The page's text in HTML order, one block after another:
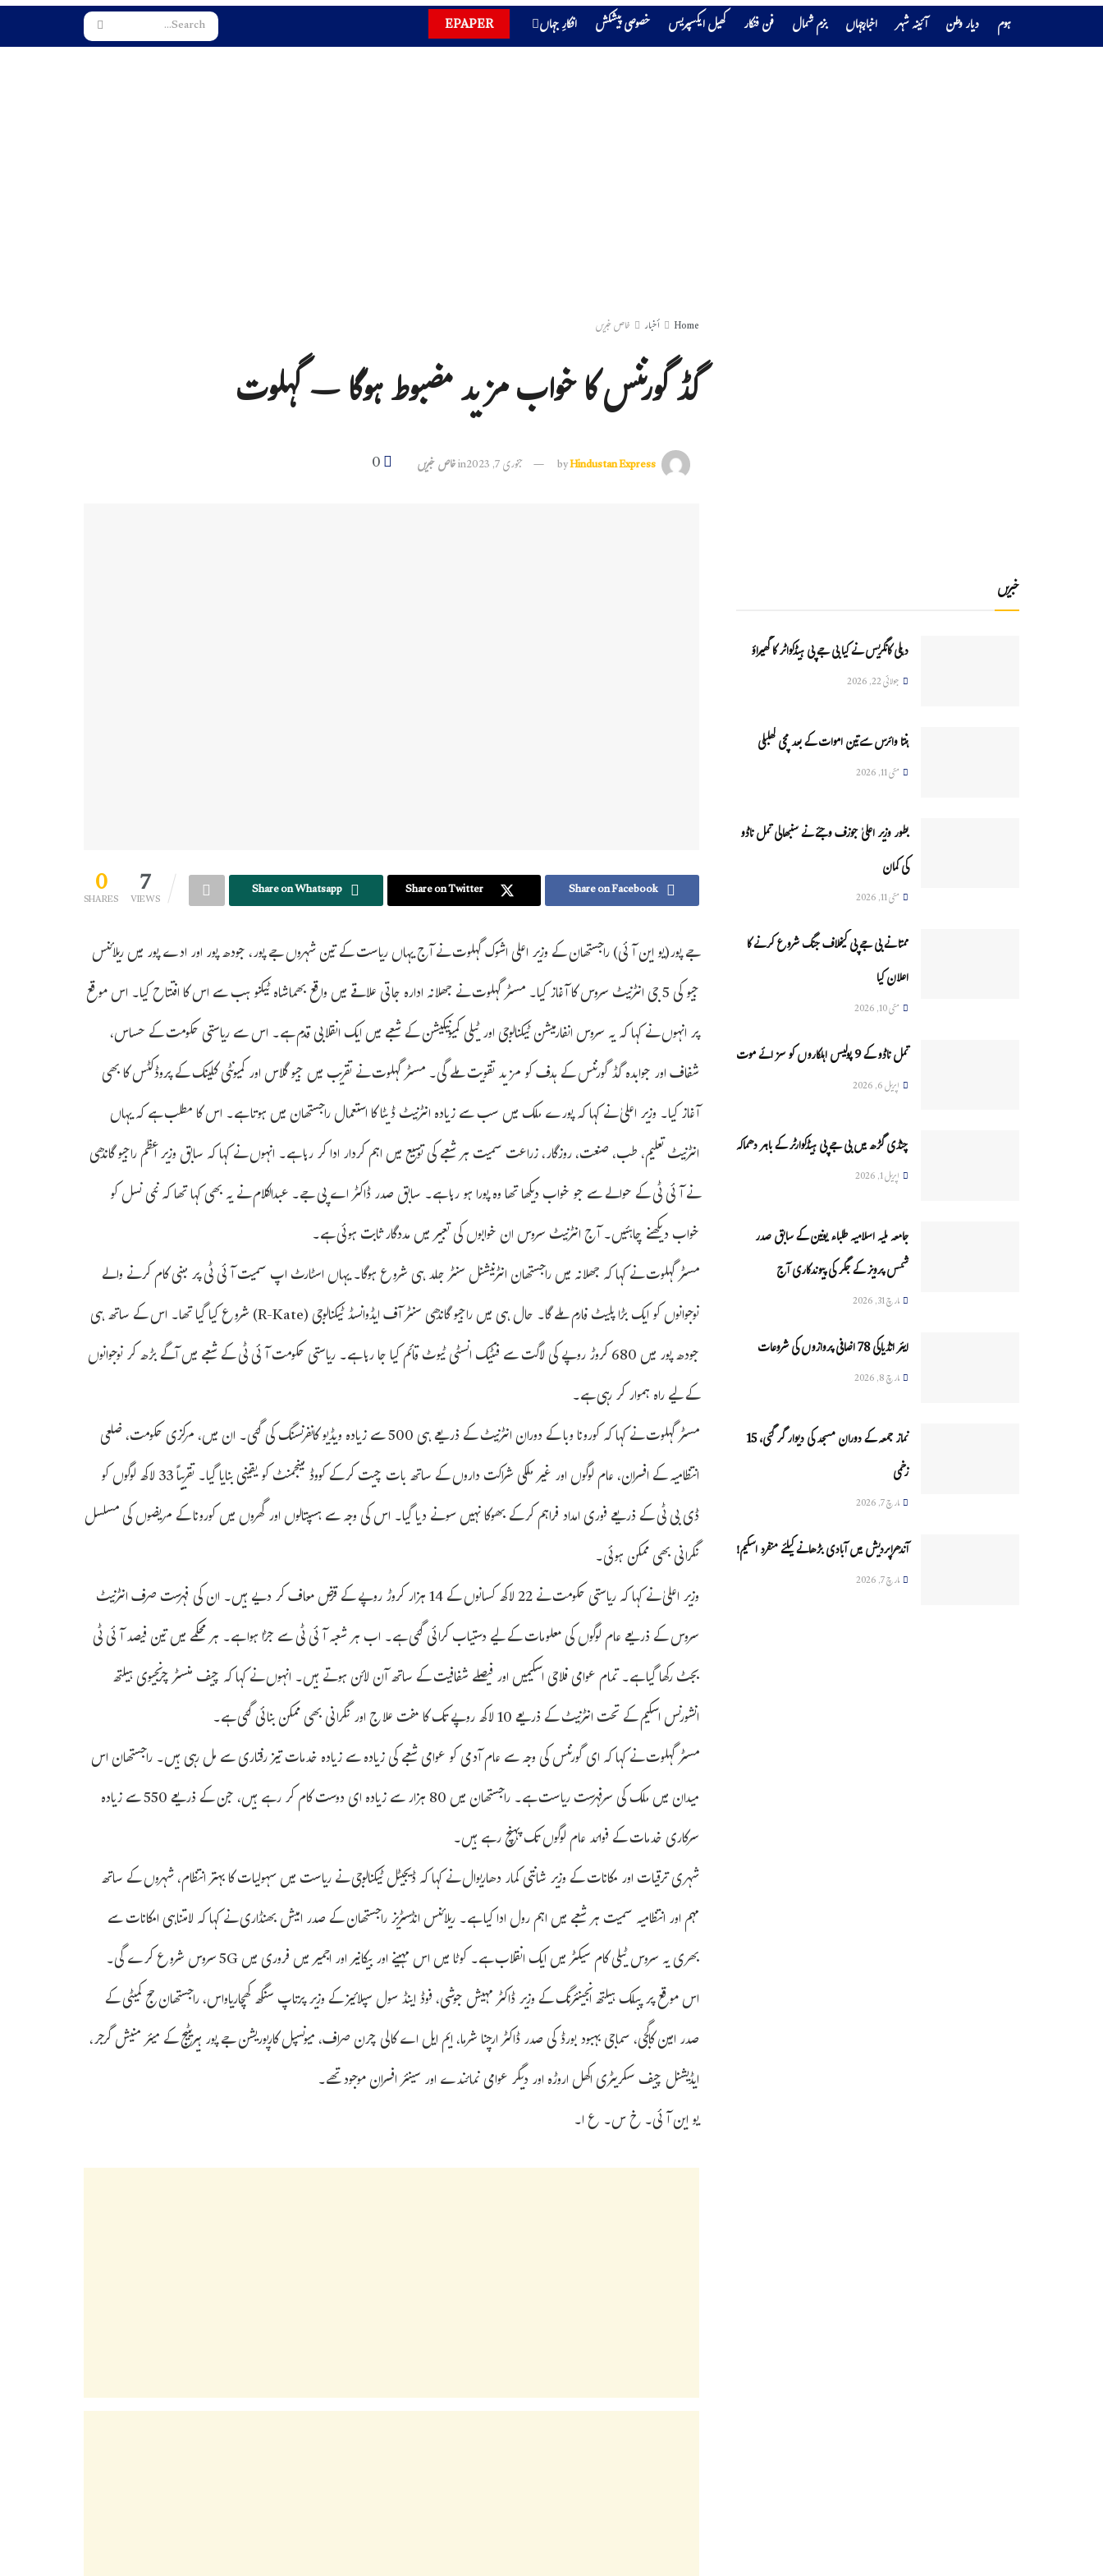
ہوم دیار وطن آئینہ شہر اخبارجہاں بزم شمال فن فنکار کھیل ایکسپریس خصوصی پیشکش افکارِ جہاں EPAPER
Home أخبار خاص خبریں
گڈ گورننس کا خواب مزید مضبوط ہوگا – گہلوت
byHindustan Express جنوری 7, 2023 inخاص خبریں
0
SHARES 7
VIEWS Share on Facebook
Share on Twitter
Share on Whatsapp
جے پور(یو این آئی) راجستھان کے وزیر اعلی اشوک گہلوت نے آج یہاں ریاست کے تین شہروں جے پور، جودھ پور اور ادے پور میں ریلائنس
جیو کی 5 جی انٹرنیٹ سروس کا آغاز کیا۔ مسٹر گہلوت نے جھلانہ ادارہ جاتی علاقے میں واقع بھماشاہ ٹیکنو ہب سے اس کا افتتاح کیا۔ اس موقع
پر انہوں نے کہا کہ یہ سروس انفارمیشن ٹیکنالوجی اور ٹیلی کمیونیکیشن کے شعبے میں ایک انقلابی قدم ہے۔ اس سے ریاستی حکومت کے حساس،
شفاف اور جوابدہ گڈ گورننس کے ہدف کو مزید تقویت ملے گی۔ مسٹر گہلوت نے تقریب میں جیو گلاس اور کمیونٹی کلینک کے پروڈکٹس کا بھی
آغاز کیا۔ وزیر اعلیٰ نے کہا کہ پورے ملک میں سب سے زیادہ انٹرنیٹ ڈیٹا کا استعمال راجستھان میں ہوتا ہے۔ اس کا مطلب ہے کہ یہاں
انٹرنیٹ تعلیم، طب، صنعت، روزگار، زراعت سمیت ہر شعبے کی توسیع میں اہم کردار ادا کر رہا ہے۔ انہوں نے کہا کہ سابق وزیر اعظم راجیو گاندھی
نے آئی ٹی کے حوالے سے جو خواب دیکھا تھا وہ پورا ہو رہا ہے۔ سابق صدر ڈاکٹر اے پی جے۔ عبدالکلام نے یہ بھی کہا تھا کہ نئی نسل کو
خواب دیکھنے چاہئیں۔ آج انٹرنیٹ سروس ان خوابوں کی تعبیر میں مددگار ثابت ہوئی ہے۔
مسٹر گہلوت نے کہا کہ جھلانہ میں راجستھان انٹرنیشنل سنٹر جلد ہی شروع ہوگا۔ یہاں اسٹارٹ اپ سمیت آئی ٹی پر مبنی کام کرنے والے
نوجوانوں کو ایک بڑا پلیٹ فارم ملے گا۔ حال ہی میں راجیو گاندھی سنٹر آف ایڈوانسڈ ٹیکنالوجی (R-Kate) شروع کیا گیا تھا۔ اس کے ساتھ ہی
جودھ پور میں 680 کروڑ روپے کی لاگت سے فنٹیک انسٹی ٹیوٹ قائم کیا جا رہا ہے۔ ریاستی حکومت آئی ٹی کے شعبے میں آگے بڑھ کر نوجوانوں
کے لیے راہ ہموار کر رہی ہے۔
مسٹر گہلوت نے کہا کہ کورونا وبا کے دوران انٹرنیٹ کے ذریعے ہی 500 سے زیادہ ویڈیو کانفرنسنگ کی گئی۔ ان میں، مرکزی حکومت، ضلعی
انتظامیہ کے افسران، عام لوگوں اور غیر ملکی شراکت داروں کے ساتھ بات چیت کرکے کووڈ مینجمنٹ کو یقینی بنایا گیا۔ تقریباً 33 لاکھ لوگوں کو
ڈی بی ٹی کے ذریعے فوری امداد فراہم کرکے بھوکا نہیں سونے دیا گیا۔ اس کی وجہ سے ہسپتالوں اور گھروں میں کورونا کے مریضوں کی مسلسل
نگرانی بھی ممکن ہوئی۔
وزیر اعلیٰ نے کہا کہ ریاستی حکومت نے 22 لاکھ کسانوں کے 14 ہزار کروڑ روپے کے قرض معاف کر دیے ہیں۔ ان کی فہرست صرف انٹرنیٹ
سروس کے ذریعے عام لوگوں کی معلومات کے لیے دستیاب کرائی گئی ہے۔ اب ہر شعبہ آئی ٹی سے جڑا ہوا ہے۔ ہر محکمے میں تین فیصد آئی ٹی
بجٹ رکھا گیا ہے۔ تمام عوامی فلاحی اسکیمیں اور فیصلے شفافیت کے ساتھ آن لائن ہوتے ہیں۔ انہوں نے کہا کہ چیف منسٹر چرنجیوی ہیلتھ
انشورنس اسکیم کے تحت انٹرنیٹ کے ذریعے 10 لاکھ روپے تک کا مفت علاج اور نگرانی بھی ممکن بنائی گئی ہے۔
مسٹر گہلوت نے کہا کہ ای گورننس کی وجہ سے عام آدمی کو عوامی شعبے کی زیادہ سے زیادہ خدمات تیز رفتاری سے مل رہی ہیں۔ راجستھان اس
میدان میں ملک کی سرفہرست ریاست ہے۔ راجستھان میں 80 ہزار سے زیادہ ای دوست کام کر رہے ہیں، جن کے ذریعے 550 سے زیادہ
سرکاری خدمات کے فوائد عام لوگوں تک پہنچ رہے ہیں۔
شہری ترقیات اور مکانات کے وزیر شانتی کمار دھاریوال نے کہا کہ ڈیجیٹل ٹیکنالوجی نے ریاست میں سہولیات کا بہتر انتظام، شہروں کے ساتھ
مہم اور انتظامیہ سمیت ہر شعبے میں اہم رول ادا کیا ہے۔ ریلائنس انڈسٹریز راجستھان کے صدر امیش بھنڈاری نے کہا کہ لامتناہی امکانات سے
بھری یہ سروس ٹیلی کام سیکٹر میں ایک انقلاب ہے۔ کوٹا میں اس مہینے اور بیکانیر اور اجمیر میں فروری میں 5G سروس شروع کرے گی۔
اس موقع پر پبلک ہیلتھ انجینئرنگ کے وزیر ڈاکٹر مہیش جوشی، فوڈ اینڈ سول سپلائیز کے وزیر پرتاپ سنگھ کھچاریاواس، راجستھان حج کمیٹی کے
صدر امین کاگجی، سماجی بہبود بورڈ کی صدر ڈاکٹر ارچنا شرما، ایم ایل اے کالی چرن صراف، میونسپل کارپوریشن جے پور ہیریٹیج کے میئر منیش گرجر،
ایڈیشنل چیف سکریٹری اکھل اروڑہ اور دیگر عوامی نمائندے اور سینئر افسران موجود تھے۔
یو این آئی۔ خ س۔ ع ا۔
خبریں
دہلی کانگریس نے کیا بی جے پی ہیڈکواٹر کا گھیراؤ
جولائی 22, 2026
ہنتا وائرس سےتین اموات کے بعد مچی کھلبلی
مئی 11, 2026
بطور وزیر اعلیٰ جوزف وجئے نے سنبھالی تمل ناڈو
کی کمان
مئی 11, 2026
ممتا نے بی جے پی کیخلاف جنگ شروع کرنے کا
اعلان کیا
مئی 10, 2026
تمل ناڈو کے 9 پولیس اہلکاروں کو سزائے موت
اپریل 6, 2026
چنڈی گڑھ میں بی جے پی ہیڈکوارٹر کے باہر دھماکہ
اپریل 1, 2026
جامعہ ملیہ اسلامیہ طلباء یونین کے سابق صدر
شمس پرویز کے جگر کی پیوندکاری آج
مارچ 31, 2026
ایئر انڈیاکی 78 اضافی پروازوں کی شروعات
مارچ 8, 2026
نماز جمعہ کے دوران مسجد کی دیوار گر گئی، 15
زخمی
مارچ 7, 2026
آندھراپردیش میں آبادی بڑھانے کیلئے منفرد اسکیم!
مارچ 7, 2026